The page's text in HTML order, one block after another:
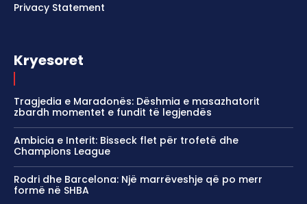
Privacy Statement
Kryesoret
Tragjedia e Maradonës: Dëshmia e masazhatorit
zbardh momentet e fundit të legjendës
Ambicia e Interit: Bisseck flet për trofetë dhe
Champions League
Rodri dhe Barcelona: Një marrëveshje që po merr
formë në SHBA